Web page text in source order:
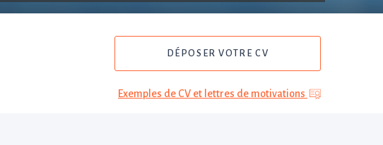
DÉPOSER VOTRE CV
Exemples de CV et lettres de motivations